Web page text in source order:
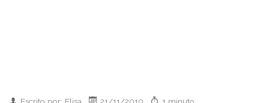
Escrito por: Elisa 21/11/2010 1 minuto